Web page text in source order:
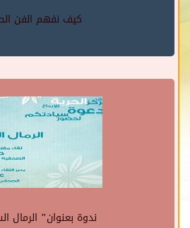
كيف نفهم الفن
ندوة بعنوان" الرمال